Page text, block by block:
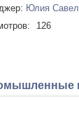
Юлия
126